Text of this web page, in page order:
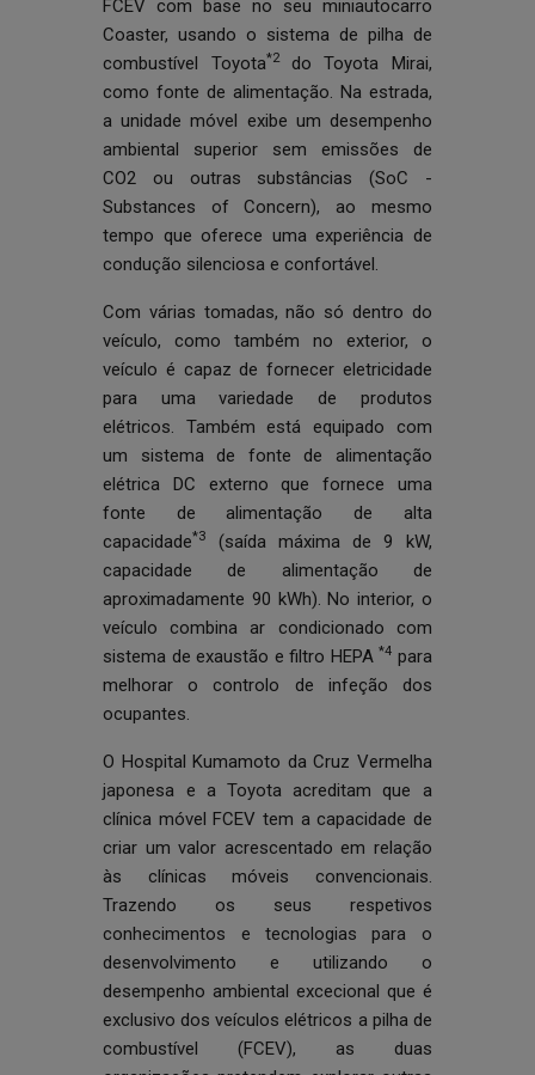
FCEV com base no seu miniautocarro
Coaster, usando o sistema de pilha de
combustível Toyota*2do Toyota Mirai,
como fonte de alimentação. Na estrada,
a unidade móvel exibe um desempenho
ambiental superior sem emissões de
CO2 ou outras substâncias (SoC -
Substances of Concern), ao mesmo
tempo que oferece uma experiência de
condução silenciosa e confortável.
Com várias tomadas, não só dentro do
veículo, como também no exterior, o
veículo é capaz de fornecer eletricidade
para uma variedade de produtos
elétricos. Também está equipado com
um sistema de fonte de alimentação
elétrica DC externo que fornece uma
fonte de alimentação de alta
capacidade*3
(saída máxima de 9 kW,
capacidade de alimentação de
aproximadamente 90 kWh). No interior, o
veículo combina ar condicionado com
sistema de exaustão e filtro HEPA*4 para
melhorar o controlo de infeção dos
ocupantes.
O Hospital Kumamoto da Cruz Vermelha
japonesa e a Toyota acreditam que a
clínica móvel FCEV tem a capacidade de
criar um valor acrescentado em relação
às clínicas móveis convencionais.
Trazendo os seus respetivos
conhecimentos e tecnologias para o
desenvolvimento e utilizando o
desempenho ambiental excecional que é
exclusivo dos veículos elétricos a pilha de
combustível (FCEV), as duas